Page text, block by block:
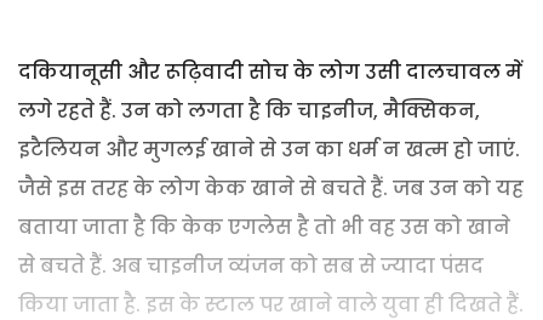
दकियानूसी और रूढ़िवादी सोच के लोग उसी दालचावल में
लगे रहते हैं. उन को लगता है कि चाइनीज, मैक्सिकन,
इटैलियन और मुगलई खाने से उन का धर्म न खत्म हो जाएं.
जैसे इस तरह के लोग केक खाने से बचते हैं. जब उन को यह
बताया जाता है कि केक एगलेस है तो भी वह उस को खाने
से बचते हैं. अब चाइनीज व्यंजन को सब से ज्यादा पंसद
किया जाता है. इस के स्टाल पर खाने वाले युवा ही दिखते हैं.